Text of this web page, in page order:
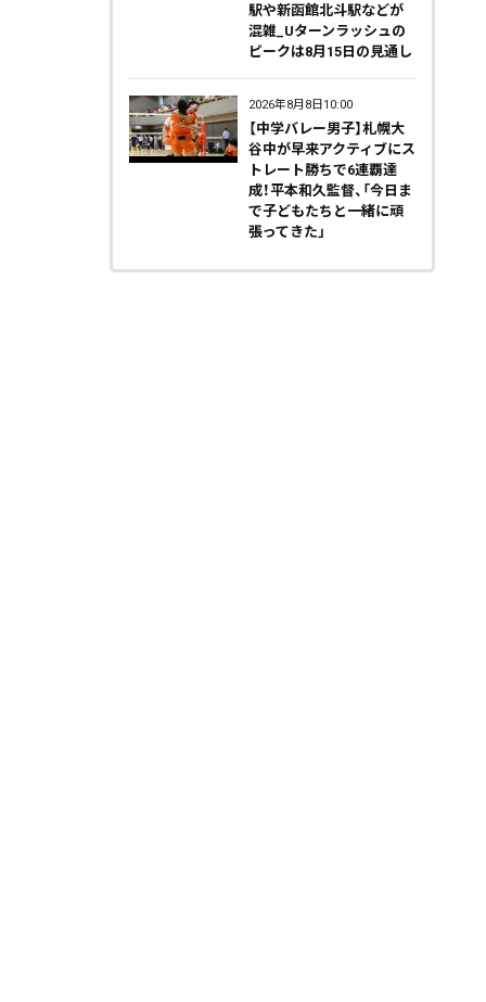
駅や新函館北斗駅などが
混雑_Uターンラッシュの
ピークは8月15日の見通し
2026年8月8日10:00
【中学バレー男子】札幌大
谷中が早来アクティブにス
トレート勝ちで6連覇達
成！平本和久監督、「今日ま
で子どもたちと一緒に頑
張ってきた」